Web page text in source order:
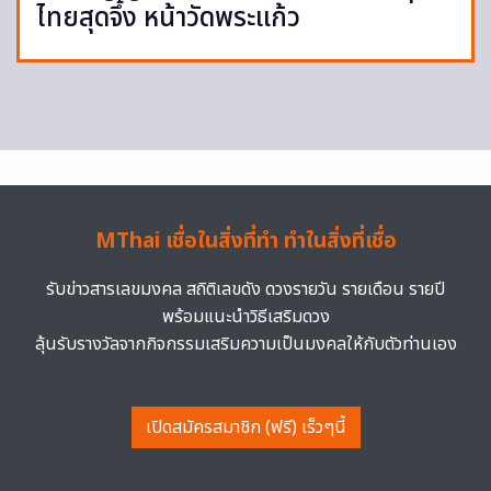
ไทยสุดจึ้ง หน้าวัดพระแก้ว
MThai เชื่อในสิ่งที่ทำ ทำในสิ่งที่เชื่อ
รับข่าวสารเลขมงคล สถิติเลขดัง ดวงรายวัน รายเดือน รายปี
พร้อมแนะนำวิธีเสริมดวง
ลุ้นรับรางวัลจากกิจกรรมเสริมความเป็นมงคลให้กับตัวท่านเอง
เปิดสมัครสมาชิก (ฟรี) เร็วๆนี้